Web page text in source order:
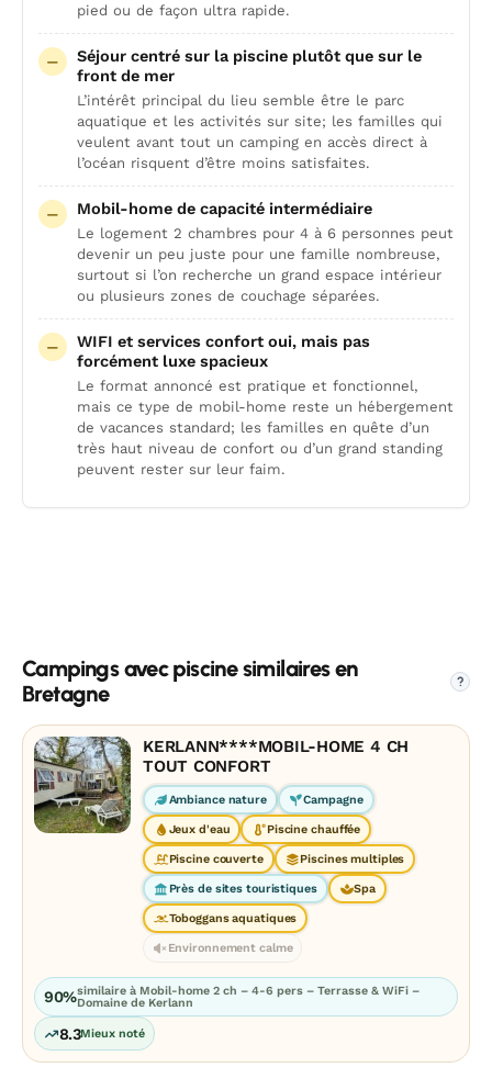
pied ou de façon ultra rapide.
Séjour centré sur la piscine plutôt que sur le
front de mer
L’intérêt principal du lieu semble être le parc
aquatique et les activités sur site; les familles qui
veulent avant tout un camping en accès direct à
l’océan risquent d’être moins satisfaites.
Mobil-home de capacité intermédiaire
Le logement 2 chambres pour 4 à 6 personnes peut
devenir un peu juste pour une famille nombreuse,
surtout si l’on recherche un grand espace intérieur
ou plusieurs zones de couchage séparées.
WIFI et services confort oui, mais pas
forcément luxe spacieux
Le format annoncé est pratique et fonctionnel,
mais ce type de mobil-home reste un hébergement
de vacances standard; les familles en quête d’un
très haut niveau de confort ou d’un grand standing
peuvent rester sur leur faim.
Campings avec piscine similaires en
Bretagne
?
KERLANN****MOBIL-HOME 4 CH
TOUT CONFORT
Ambiance nature Campagne
Jeux d'eau Piscine chauffée
Piscine couverte Piscines multiples
Près de sites touristiques Spa
Toboggans aquatiques
Environnement calme
90%similaire à Mobil-home 2 ch – 4-6 pers – Terrasse & WiFi –
Domaine de Kerlann
8.3Mieux noté